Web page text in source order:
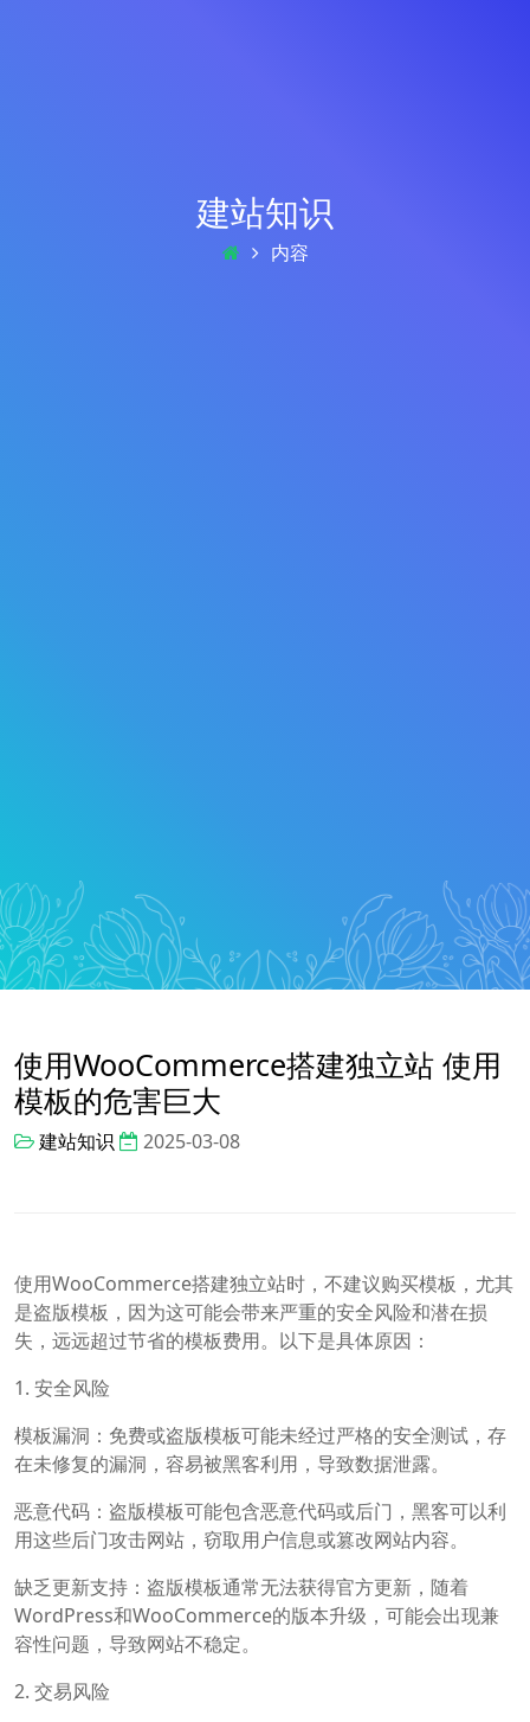
建站知识
内容
使用WooCommerce搭建独立站 使用
模板的危害巨大
建站知识 2025-03-08
使用WooCommerce搭建独立站时，不建议购买模板，尤其
是盗版模板，因为这可能会带来严重的安全风险和潜在损
失，远远超过节省的模板费用。以下是具体原因：
1. 安全风险
模板漏洞：免费或盗版模板可能未经过严格的安全测试，存
在未修复的漏洞，容易被黑客利用，导致数据泄露。
恶意代码：盗版模板可能包含恶意代码或后门，黑客可以利
用这些后门攻击网站，窃取用户信息或篡改网站内容。
缺乏更新支持：盗版模板通常无法获得官方更新，随着
WordPress和WooCommerce的版本升级，可能会出现兼
容性问题，导致网站不稳定。
2. 交易风险